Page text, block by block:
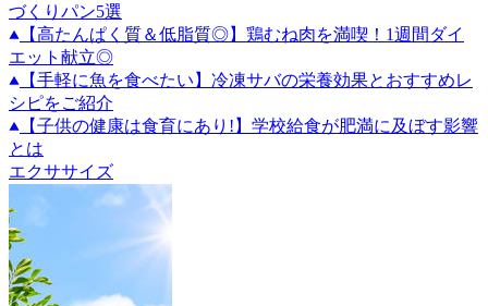
づくりパン5選
【高たんぱく質＆低脂質◎】鶏むね肉を満喫！1週間ダイ
エット献立◎
【手軽に魚を食べたい】冷凍サバの栄養効果とおすすめレ
シピをご紹介
【子供の健康は食育にあり!】学校給食が肥満に及ぼす影響
とは
エクササイズ